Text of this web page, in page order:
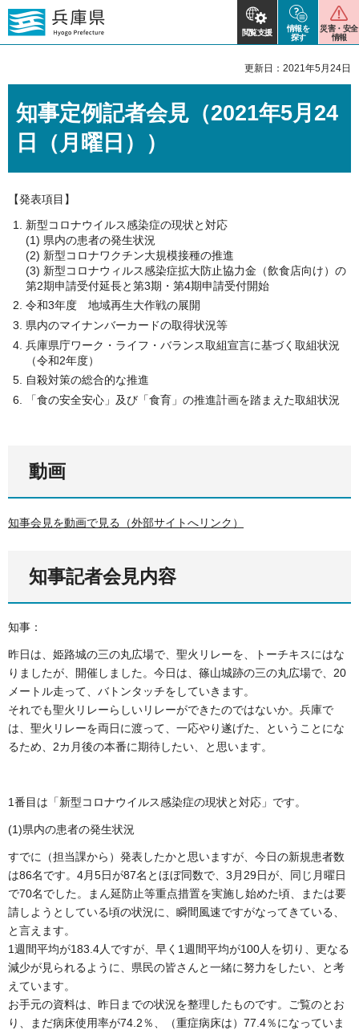
閲覧支援
情報を
探す
災害・安全
情報
更新日：2021年5月24日
知事定例記者会見（2021年5月24
日（月曜日））
【発表項目】
新型コロナウイルス感染症の現状と対応
(1) 県内の患者の発生状況
(2) 新型コロナワクチン大規模接種の推進
(3) 新型コロナウィルス感染症拡大防止協力金（飲食店向け）の
第2期申請受付延長と第3期・第4期申請受付開始
令和3年度 地域再生大作戦の展開
県内のマイナンバーカードの取得状況等
兵庫県庁ワーク・ライフ・バランス取組宣言に基づく取組状況
（令和2年度）
自殺対策の総合的な推進
「食の安全安心」及び「食育」の推進計画を踏まえた取組状況
動画
知事会見を動画で見る（外部サイトへリンク）
知事記者会見内容
知事：
昨日は、姫路城の三の丸広場で、聖火リレーを、トーチキスにはな
りましたが、開催しました。今日は、篠山城跡の三の丸広場で、20
メートル走って、バトンタッチをしていきます。
それでも聖火リレーらしいリレーができたのではないか。兵庫で
は、聖火リレーを両日に渡って、一応やり遂げた、ということにな
るため、2カ月後の本番に期待したい、と思います。
1番目は「新型コロナウイルス感染症の現状と対応」です。
(1)県内の患者の発生状況
すでに（担当課から）発表したかと思いますが、今日の新規患者数
は86名です。4月5日が87名とほぼ同数で、3月29日が、同じ月曜日
で70名でした。まん延防止等重点措置を実施し始めた頃、または要
請しようとしている頃の状況に、瞬間風速ですがなってきている、
と言えます。
1週間平均が183.4人ですが、早く1週間平均が100人を切り、更なる
減少が見られるように、県民の皆さんと一緒に努力をしたい、と考
えています。
お手元の資料は、昨日までの状況を整理したものです。ご覧のとお
り、まだ病床使用率が74.2％、（重症病床は）77.4％になっていま